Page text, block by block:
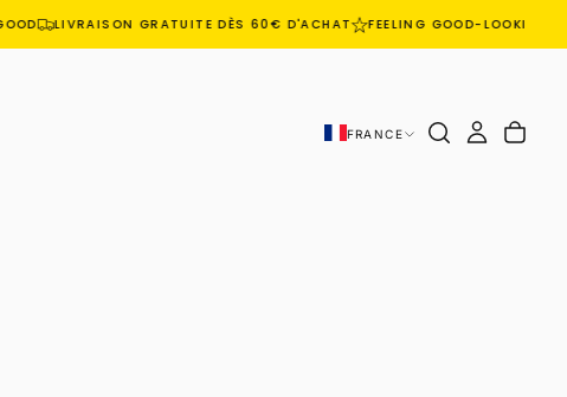
LIVRAISON GRATUITE DÈS 60€ D'ACHAT FEELING GOOD-LOOKING
FRANCE